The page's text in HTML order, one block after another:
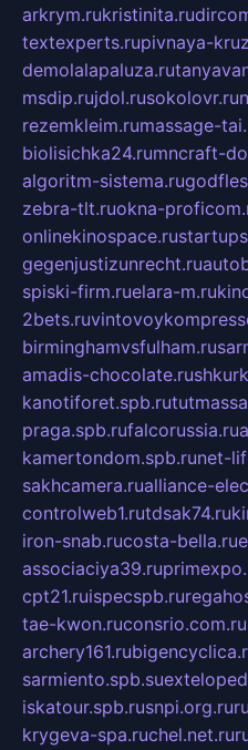
arkrym.rukristinita.ru
textexperts.rupivnaya-
demolalapaluza.ru
msdip.rujdol.rusokolovr.ru
rezemkleim.rumassage-
biolisichka24.rumncraft-
algoritm-sistema.ru
zebra-tlt.ruokna-
onlinekinospace.ru
gegenjustizunrecht.ru
spiski-firm.ruelara-m.ru
2bets.ru
birminghamvsfulham.ru
amadis-chocolate.ru
kanotiforet.spb.ru
praga.spb.rufalcorussia.ru
kamertondom.spb.runet-
sakhcamera.rualliance-
controlweb1.rutdsak74.ru
iron-snab.rucosta-bella.ru
associaciya39.ru
cpt21.ruispecspb.ru
tae-kwon.ruconsrio.com.ru
archery161.ru
sarmiento.spb.su
iskatour.spb.rusnpi.org.ru
krygeva-spa.ruchel.net.ru